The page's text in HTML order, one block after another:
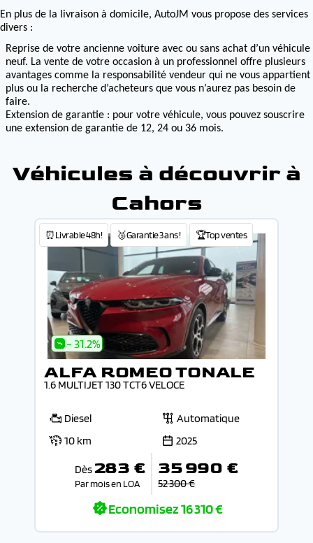
En plus de la livraison à domicile, AutoJM vous propose des services
divers :
Reprise de votre ancienne voiture avec ou sans achat d’un véhicule
neuf. La vente de votre occasion à un professionnel offre plusieurs
avantages comme la responsabilité vendeur qui ne vous appartient
plus ou la recherche d’acheteurs que vous n’aurez pas besoin de
faire.
Extension de garantie : pour votre véhicule, vous pouvez souscrire
une extension de garantie de 12, 24 ou 36 mois.
Véhicules à découvrir à
Cahors
⏰Livrable 48h! 🥉Garantie 3 ans ! 🏆Top ventes
- 31.2%
ALFA ROMEO TONALE
1.6 MULTIJET 130 TCT6 VELOCE
Diesel
Automatique
10 km
2025
Dès 283 €
Par mois en LOA
35 990 €
52 300 €
Economisez16 310 €